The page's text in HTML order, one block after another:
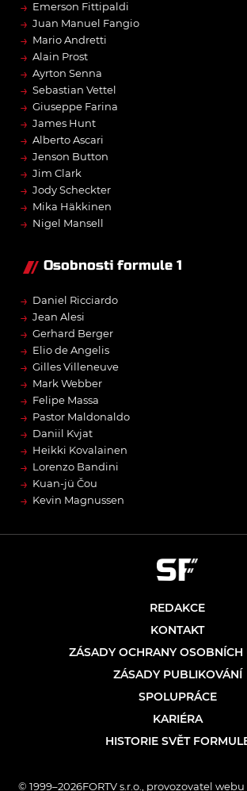
→ Emerson Fittipaldi
→ Juan Manuel Fangio
→ Mario Andretti
→ Alain Prost
→ Ayrton Senna
→ Sebastian Vettel
→ Giuseppe Farina
→ James Hunt
→ Alberto Ascari
→ Jenson Button
→ Jim Clark
→ Jody Scheckter
→ Mika Häkkinen
→ Nigel Mansell
Osobnosti formule 1
→ Daniel Ricciardo
→ Jean Alesi
→ Gerhard Berger
→ Elio de Angelis
→ Gilles Villeneuve
→ Mark Webber
→ Felipe Massa
→ Pastor Maldonaldo
→ Daniil Kvjat
→ Heikki Kovalainen
→ Lorenzo Bandini
→ Kuan-jü Čou
→ Kevin Magnussen
REDAKCE
KONTAKT
ZÁSADY OCHRANY OSOBNÍCH
ZÁSADY PUBLIKOVÁNÍ
SPOLUPRÁCE
KARIÉRA
HISTORIE SVĚT
© 1999–2026FORTV s.r.o., provozovatel